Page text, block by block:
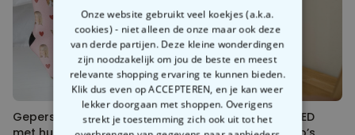
Gepersonaliseerde sokken
Gepersonaliseerde LED lamp
Onze website gebruikt veel koekjes (a.k.a.
cookies) - niet alleen de onze maar ook deze
van derde partijen. Deze kleine wonderdingen
zijn noodzakelijk om jou de beste en meest
relevante shopping ervaring te kunnen bieden.
Klik dus even op ACCEPTEREN, en je kan weer
lekker doorgaan met shoppen. Overigens
strekt je toestemming zich ook uit tot het